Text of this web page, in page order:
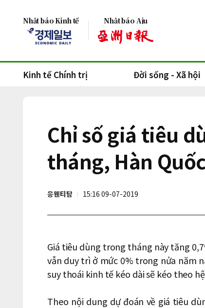
Nhật báo Kinh tế Nhật báo Aju
Kinh tế Chính trị Đời sống - Xã hội
Chỉ số giá tiêu
tháng, Hàn
응웬티탐 15:16 09-07-2019
Giá tiêu dùng trong tháng này tăng
vẫn duy trì ở mức 0% trong nửa năm
suy thoái kinh tế kéo dài sẽ kéo theo
Theo nội dung dự đoán về giá tiêu